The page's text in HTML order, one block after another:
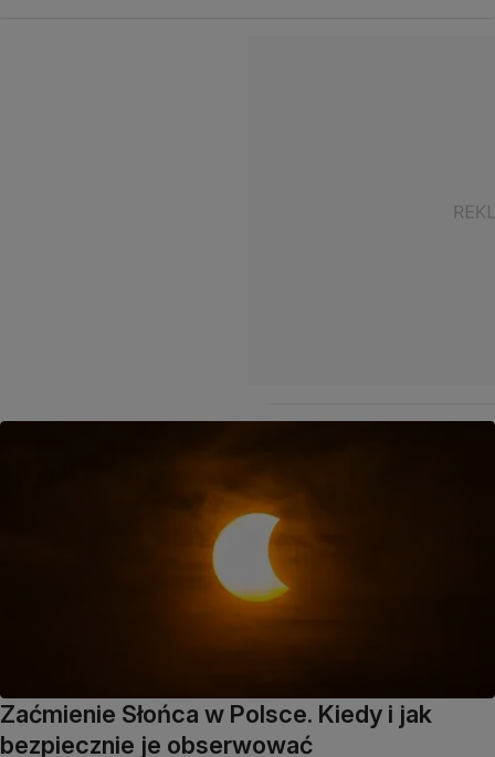
Zaćmienie Słońca w Polsce. Kiedy i jak
bezpiecznie je obserwować